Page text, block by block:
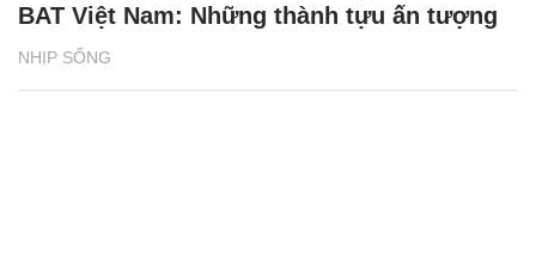
NHỊP SỐNG
BAT Việt Nam: Những thành tựu ấn tượng